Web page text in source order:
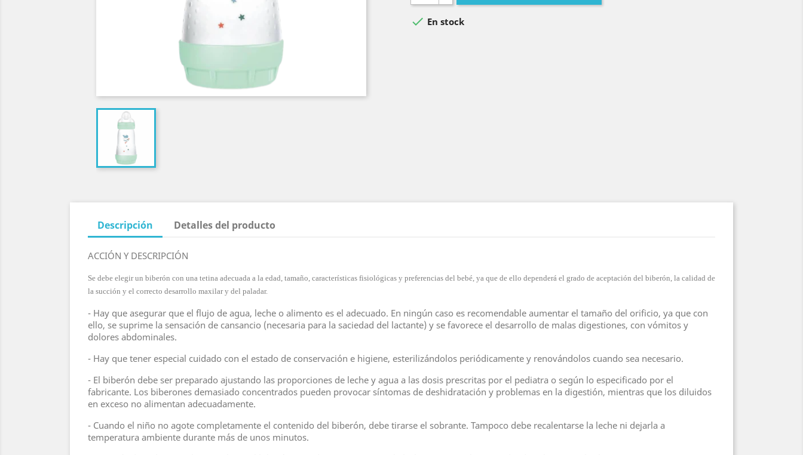
 En stock
Descripción Detalles del producto
ACCIÓN Y DESCRIPCIÓN
Se debe elegir un biberón con una tetina adecuada a la edad, tamaño, características fisiológicas y preferencias del bebé, ya que de ello dependerá el grado de aceptación del biberón, la calidad de
la succión y el correcto desarrollo maxilar y del paladar.
- Hay que asegurar que el flujo de agua, leche o alimento es el adecuado. En ningún caso es recomendable aumentar el tamaño del orificio, ya que con
ello, se suprime la sensación de cansancio (necesaria para la saciedad del lactante) y se favorece el desarrollo de malas digestiones, con vómitos y
dolores abdominales.
- Hay que tener especial cuidado con el estado de conservación e higiene, esterilizándolos periódicamente y renovándolos cuando sea necesario.
- El biberón debe ser preparado ajustando las proporciones de leche y agua a las dosis prescritas por el pediatra o según lo especificado por el
fabricante. Los biberones demasiado concentrados pueden provocar síntomas de deshidratación y problemas en la digestión, mientras que los diluidos
en exceso no alimentan adecuadamente.
- Cuando el niño no agote completamente el contenido del biberón, debe tirarse el sobrante. Tampoco debe recalentarse la leche ni dejarla a
temperatura ambiente durante más de unos minutos.